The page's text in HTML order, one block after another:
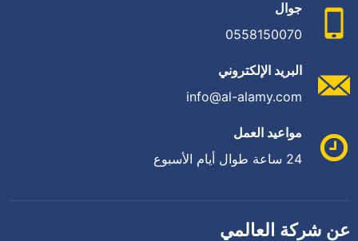
جوال
0558150070
البريد الإلكتروني
info@al-alamy.com
مواعيد العمل
24 ساعة طوال أيام الأسبوع
عن شركة العالمي